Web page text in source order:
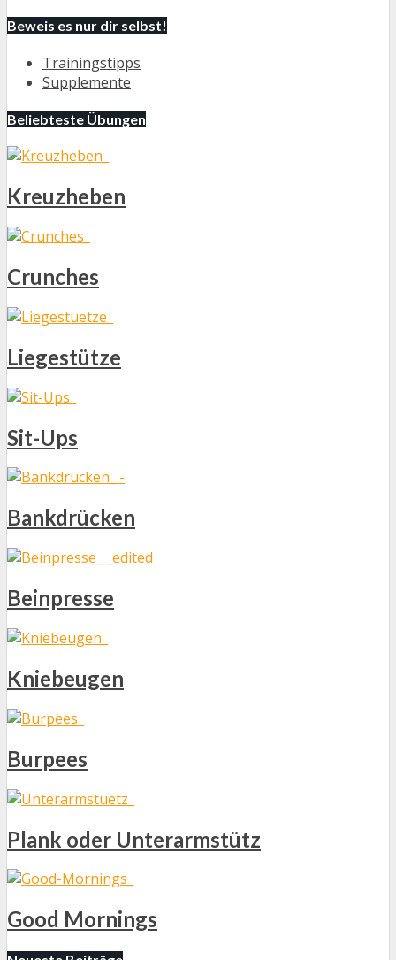
Beweis es nur dir selbst!
Trainingstipps
Supplemente
Beliebteste Übungen
Kreuzheben
Crunches
Liegestütze
Sit-Ups
Bankdrücken
Beinpresse
Kniebeugen
Burpees
Plank oder Unterarmstütz
Good Mornings